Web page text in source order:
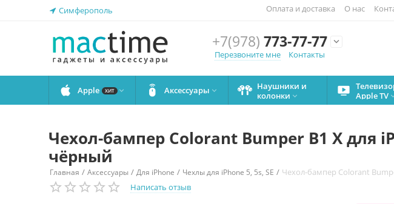
Симферополь Оплата и доставка О нас
+7(978) 773-77-77

Перезвоните мне
Контакты
Apple ХИТ  Аксессуары 
Наушники и
колонки 
Apple TV
Чехол-бампер Colorant Bumper B1 X для
чёрный
Главная / Аксессуары / Для iPhone / Чехлы для iPhone 5, 5s, SE / Чехол-бампер Colorant
Написать отзыв